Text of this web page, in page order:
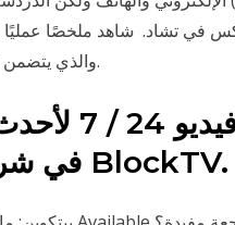
والذي يتضمن الحد الأدنى من الإيداعات والرافعات المالية والشرعية.
هذه
و blockchain في شراكة خاصة مع BlockTV.